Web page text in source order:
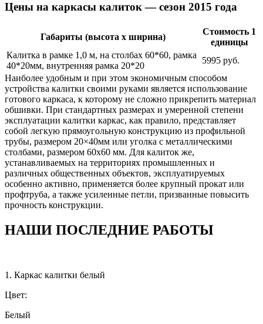
Цены на каркасы калиток — сезон 2015 года
Габариты (высота x ширина)
Стоимость 1
единицы
Калитка в рамке 1,0 м, на столбах 60*60, рамка
40*20мм, внутренняя рамка 20*20
5995 руб.
Наиболее удобным и при этом экономичным способом
устройства калитки своими руками является использование
готового каркаса, к которому не сложно прикрепить материал
обшивки. При стандартных размерах и умеренной степени
эксплуатации калитки каркас, как правило, представляет
собой легкую прямоугольную конструкцию из профильной
трубы, размером 20×40мм или уголка с металлическими
столбами, размером 60х60 мм. Для калиток же,
устанавливаемых на территориях промышленных и
различных общественных объектов, эксплуатируемых
особенно активно, применяется более крупный прокат или
профтруба, а также усиленные петли, призванные повысить
прочность конструкции.
НАШИ ПОСЛЕДНИЕ РАБОТЫ
1. Каркас калитки белый
Цвет:
Белый